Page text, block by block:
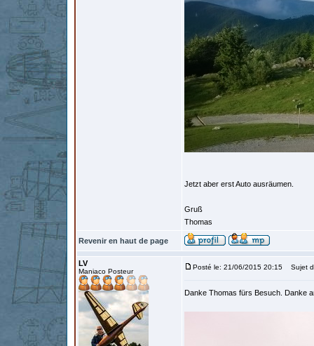
Jetzt aber erst Auto ausräumen.
Gruß
Thomas
Revenir en haut de page
LV
Maniaco Posteur
Posté le: 21/06/2015 20:15 Sujet
Danke Thomas fürs Besuch. Danke